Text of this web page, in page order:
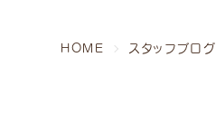
HOME スタッフブログ